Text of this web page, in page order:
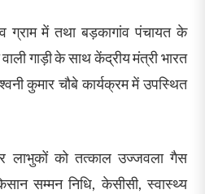
ग्राम में तथा बड़कागांव पंचायत के
वाली गाड़ी के साथ केंद्रीय मंत्री भारत
कुमार चौबे कार्यक्रम में उपस्थित
लाभुकों को तत्काल उज्जवला गैस
सम्मन निधि, केसीसी, स्वास्थ्य